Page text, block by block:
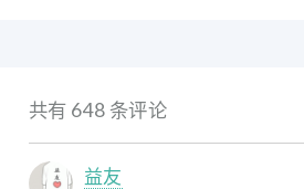
共有 648 条评论
益友